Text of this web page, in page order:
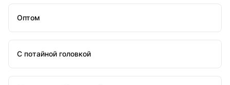
Оптом
С потайной головкой